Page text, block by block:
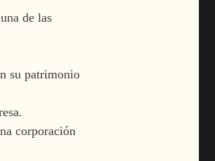
de las
su patrimonio
corporación